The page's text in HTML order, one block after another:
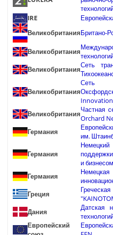
IRE
ВеликобританияБритано-
Великобритания
ВеликобританияСеть
Великобритания
Сеть
ВеликобританияЧастная
Orchard
Германия
им.
Германия
и
Германия
Греция
Дания
Датская
Европейский